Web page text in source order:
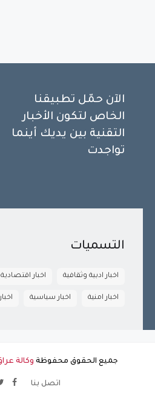
الآن حمّل تطبيقنا
الخاص لتكون الأخبار
التقنية بين يديك أينما
تواجدت
التسميات
اخبار ادبية وثقافية اخبار اقتصادية
اخبار امنية اخبار سياسية
جميع الحقوق محفوظة وكالة
اتصل بنا